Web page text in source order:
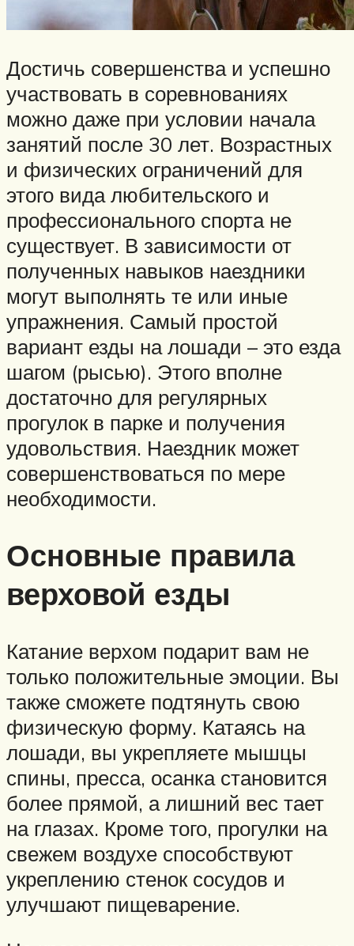
Достичь совершенства и успешно
участвовать в соревнованиях
можно даже при условии начала
занятий после 30 лет. Возрастных
и физических ограничений для
этого вида любительского и
профессионального спорта не
существует. В зависимости от
полученных навыков наездники
могут выполнять те или иные
упражнения. Самый простой
вариант езды на лошади – это езда
шагом (рысью). Этого вполне
достаточно для регулярных
прогулок в парке и получения
удовольствия. Наездник может
совершенствоваться по мере
необходимости.
Основные правила
верховой езды
Катание верхом подарит вам не
только положительные эмоции. Вы
также сможете подтянуть свою
физическую форму. Катаясь на
лошади, вы укрепляете мышцы
спины, пресса, осанка становится
более прямой, а лишний вес тает
на глазах. Кроме того, прогулки на
свежем воздухе способствуют
укреплению стенок сосудов и
улучшают пищеварение.